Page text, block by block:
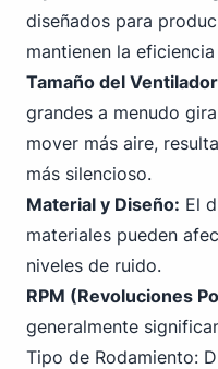
diseñados para
mantienen la
Tamaño del
grandes a menudo
mover más aire,
más silencioso.
Material y Diseño: El
materiales pueden
niveles de ruido.
RPM (Revoluciones
generalmente
Tipo de Rodamiento: